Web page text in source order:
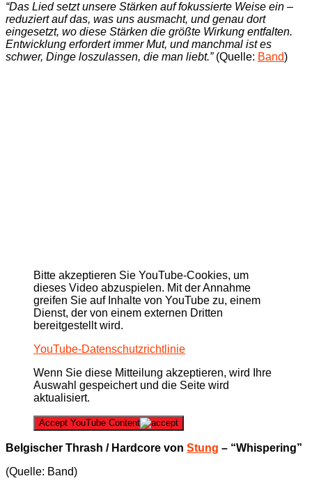
“Das Lied setzt unsere Stärken auf fokussierte Weise ein –
reduziert auf das, was uns ausmacht, und genau dort
eingesetzt, wo diese Stärken die größte Wirkung entfalten.
Entwicklung erfordert immer Mut, und manchmal ist es
schwer, Dinge loszulassen, die man liebt.”(Quelle: Band)
Bitte akzeptieren Sie YouTube-Cookies, um
dieses Video abzuspielen. Mit der Annahme
greifen Sie auf Inhalte von YouTube zu, einem
Dienst, der von einem externen Dritten
bereitgestellt wird.
YouTube-Datenschutzrichtlinie
Wenn Sie diese Mitteilung akzeptieren, wird Ihre
Auswahl gespeichert und die Seite wird
aktualisiert.
Accept YouTube Content
Belgischer Thrash / Hardcore von Stung – “Whispering”
(Quelle: Band)